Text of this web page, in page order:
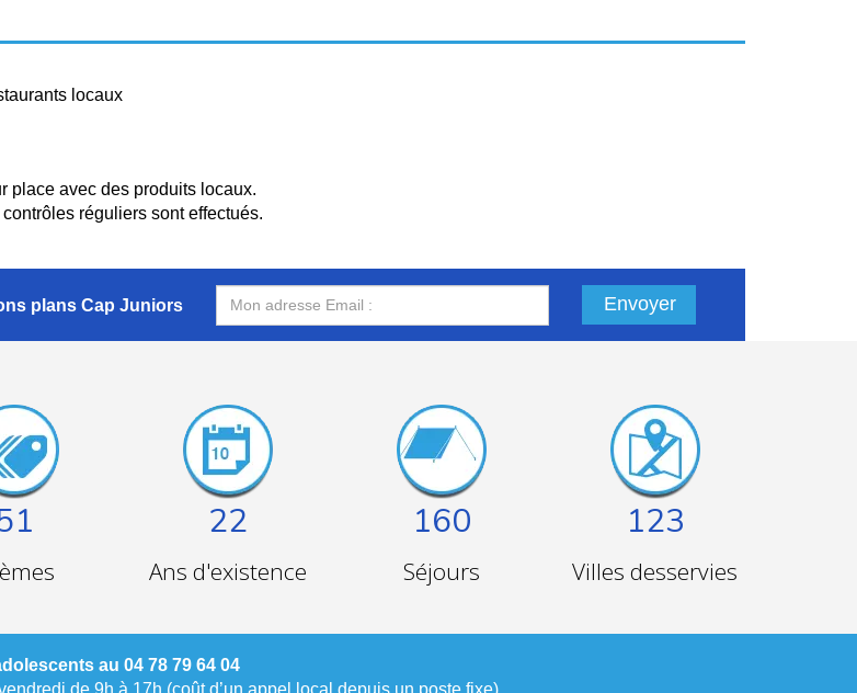
locaux
place avec des produits locaux.
réguliers sont effectués.
plans Cap Juniors Envoyer
22
Ans d'existence
160
Séjours
123
Villes desservies
au 04 78 79 64 04
de 9h à 17h (coût d’un appel local depuis un poste fixe).